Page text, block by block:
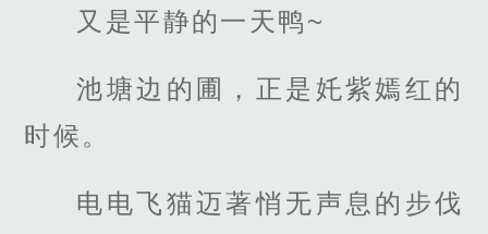
又是平静的一天鸭~
池塘边的圃，正是奼紫嫣红的
时候。
电电飞猫迈著悄无声息的步伐